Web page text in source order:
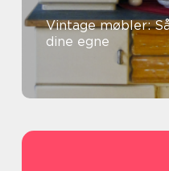
Vintage møbler:
dine egne